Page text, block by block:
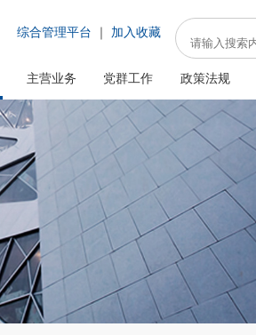
综合管理平台 ｜ 加入收藏
主营业务 党群工作 政策法规